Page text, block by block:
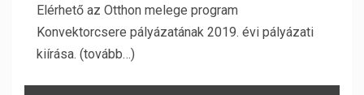
Elérhető az Otthon melege program
Konvektorcsere pályázatának 2019. évi pályázati
kiírása. (tovább…)